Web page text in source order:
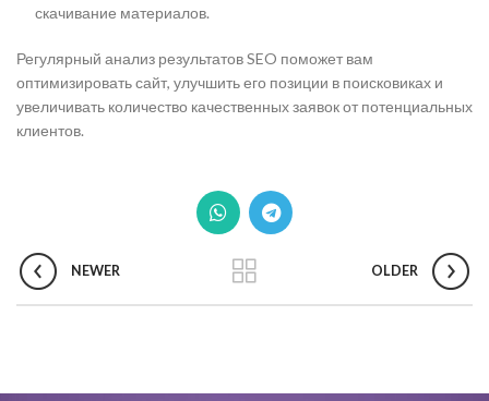
скачивание материалов.
Регулярный анализ результатов SEO поможет вам
оптимизировать сайт, улучшить его позиции в поисковиках и
увеличивать количество качественных заявок от потенциальных
клиентов.
NEWER OLDER